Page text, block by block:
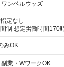
ワンベルウッズ
定なし
定労働時間170時間/月 ☆シフト例
通 08：00～12：00
記シフトもあります！
みOK
副業・WワークOK